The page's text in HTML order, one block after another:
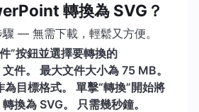
轉換為 SVG？
— 無需下載，輕鬆又方便。
”按鈕並選擇要轉換的
件。 最大文件大小為 75 MB。
為目標格式。 單擊“轉換”開始將
換為 SVG。 只需幾秒鐘。